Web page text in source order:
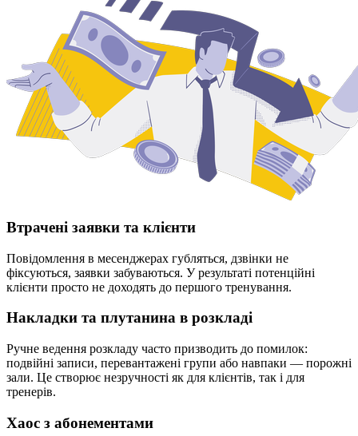
Втрачені заявки та клієнти
Повідомлення в месенджерах губляться, дзвінки не
фіксуються, заявки забуваються. У результаті потенційні
клієнти просто не доходять до першого тренування.
Накладки та плутанина в розкладі
Ручне ведення розкладу часто призводить до помилок:
подвійні записи, перевантажені групи або навпаки — порожні
зали. Це створює незручності як для клієнтів, так і для
тренерів.
Хаос з абонементами